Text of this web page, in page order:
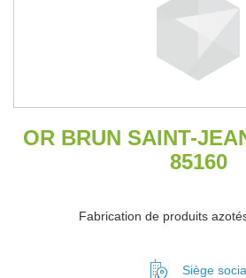
OR BRUN SAINT-
85160
Fabrication de produits
Siège